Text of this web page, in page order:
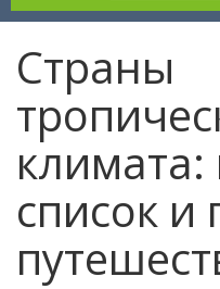
Страны
список и